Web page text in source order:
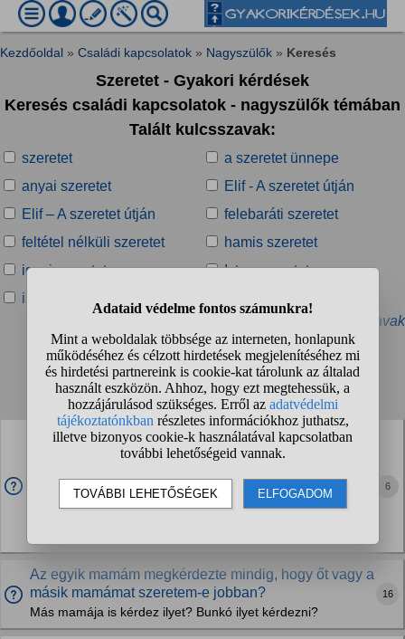
Kezdőoldal » Családi kapcsolatok » Nagyszülők » Keresés
Szeretet - Gyakori kérdések
Keresés családi kapcsolatok - nagyszülők témában
Talált kulcsszavak:
szeretet
a szeretet ünnepe
anyai szeretet
Elif - A szeretet útján
Elif – A szeretet útján
felebaráti szeretet
feltétel nélküli szeretet
hamis szeretet
igazi szeretet
Isten szeretet
isteni szeretet
» További kapcsolódó kulcsszavak
Talált kérdések:
1 2 3 ❯
Mi baj van szeretett nagymamámmal? Ugye, ne adjuk
be idősotthonba? (Ő az egyetlen, még élő
Először is, gyakran azt a (szerintem) tévedését hajtogatja,
hogy "a bolti, szeletelt és műanyagba csomagolt kolbász
6
Az egyik mamám megkérdezte mindig, hogy őt vagy a
másik mamámat szeretem-e jobban?
Más mamája is kérdez ilyet? Bunkó ilyet kérdezni?
16